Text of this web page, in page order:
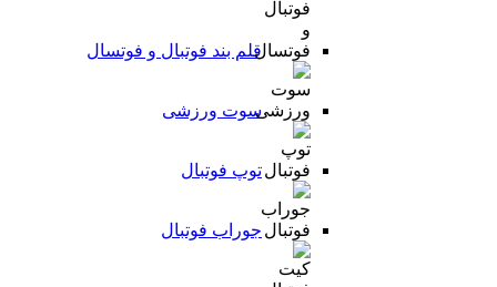
قلم بند فوتبال و فوتسال
سوت ورزشی
توپ فوتبال
جوراب فوتبال